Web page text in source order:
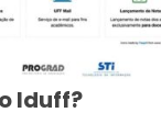
Iduff?